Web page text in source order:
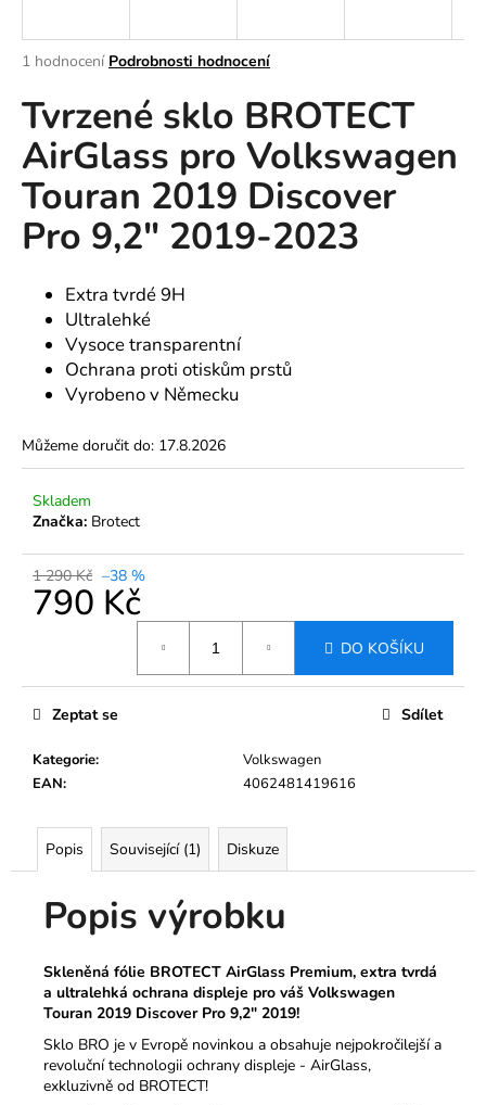
Průměrné
produktu
je
5,0
z
5
hvězdiček.
1 hodnocení Podrobnosti hodnocení
Tvrzené sklo BROTECT
AirGlass pro Volkswagen
Touran 2019 Discover
Pro 9,2" 2019-2023
Extra tvrdé 9H
Ultralehké
Vysoce transparentní
Ochrana proti otiskům prstů
Vyrobeno v Německu
Můžeme doručit do: 17.8.2026
Skladem
Značka: Brotect
1 290 Kč –38 %
790 Kč
DO KOŠÍKU
Kategorie:
Volkswagen
EAN: 4062481419616
Zeptat se Sdílet
Popis Související (1) Diskuze
Popis výrobku
Skleněná fólie BROTECT AirGlass Premium, extra tvrdá
a ultralehká ochrana displeje pro váš Volkswagen
Touran 2019 Discover Pro 9,2" 2019!
Sklo BRO je v Evropě novinkou a obsahuje nejpokročilejší a
revoluční technologii ochrany displeje - AirGlass,
exkluzivně od BROTECT!
j
t
?
HLEDAT
r
u
u
e
m
SKLO
PRO
DISPLEJ
HYUNDAI
TUCSON
490
Kč
780